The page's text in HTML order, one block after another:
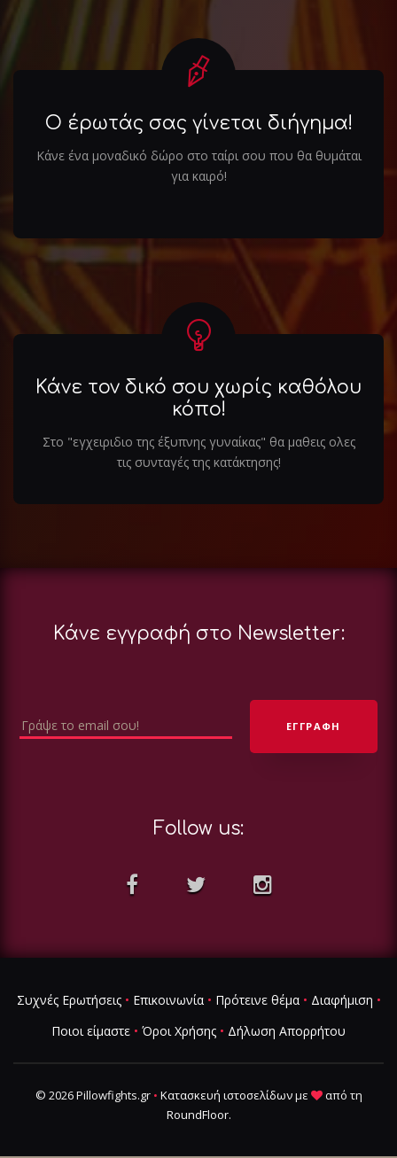
Ο έρωτάς σας γίνεται διήγημα!
Κάνε ένα μοναδικό δώρο στο ταίρι σου που θα θυμάται
για καιρό!
Κάνε τον δικό σου χωρίς καθόλου
κόπο!
Στο "εγχειριδιο της έξυπνης γυναίκας" θα μαθεις ολες
τις συνταγές της κατάκτησης!
Κάνε εγγραφή στο Newsletter:
Follow us:
Συχνές Ερωτήσεις• Επικοινωνία• Πρότεινε θέμα• Διαφήμιση •
Ποιοι είμαστε • Όροι Χρήσης • Δήλωση Απορρήτου
© 2026 Pillowfights.gr • Κατασκευή ιστοσελίδωνμε
από τη
RoundFloor.